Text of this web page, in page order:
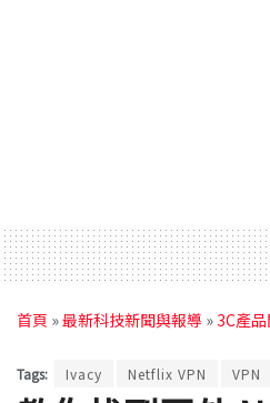
首頁 »最新科技新聞與報導 »3C產
Tags: Ivacy Netflix VPN VPN